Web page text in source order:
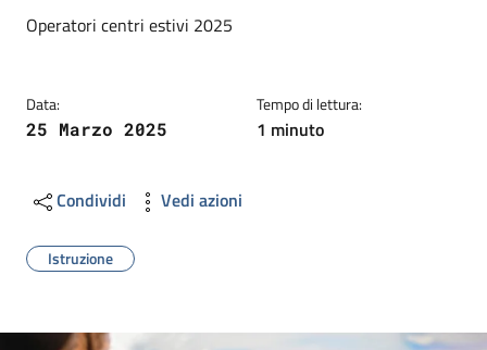
Dettagli
Descrizione breve
Operatori centri estivi 2025
Data:
25 Marzo 2025
Tempo di lettura:
1 minuto
Condividi Vedi azioni
Istruzione